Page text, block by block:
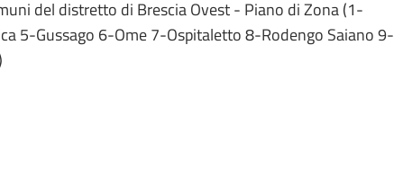
del distretto di Brescia Ovest - Piano di Zona (1-
5-Gussago 6-Ome 7-Ospitaletto 8-Rodengo Saiano 9-